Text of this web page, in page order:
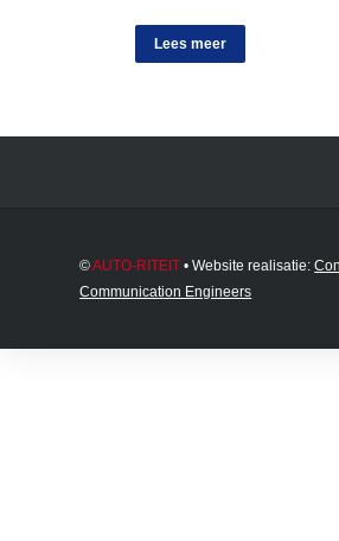
Lees meer
©AUTO-RITEIT • Website realisatie:
Communication Engineers